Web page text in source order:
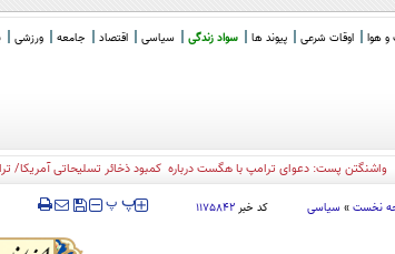
و هوا اوقات شرعی پیوند ها سواد زندگی سیاسی اقتصاد جامعه ورزشی
واشنگتن پست: دعوای ترامپ با هگست درباره کمبود ذخائر تسلیحاتی آمریکا/
نخست » سیاسی کد خبر۱۱۷۵۸۴۲ ‍‍‍ پ پ